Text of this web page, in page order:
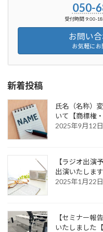
050-
受付時間 9:00-
お問い
お気軽にお
新着投稿
氏名（名称）
いて【商標権
2025年9月12日
【ラジオ出演
出演いたします
2025年1月22日
【セミナー報
いたしました